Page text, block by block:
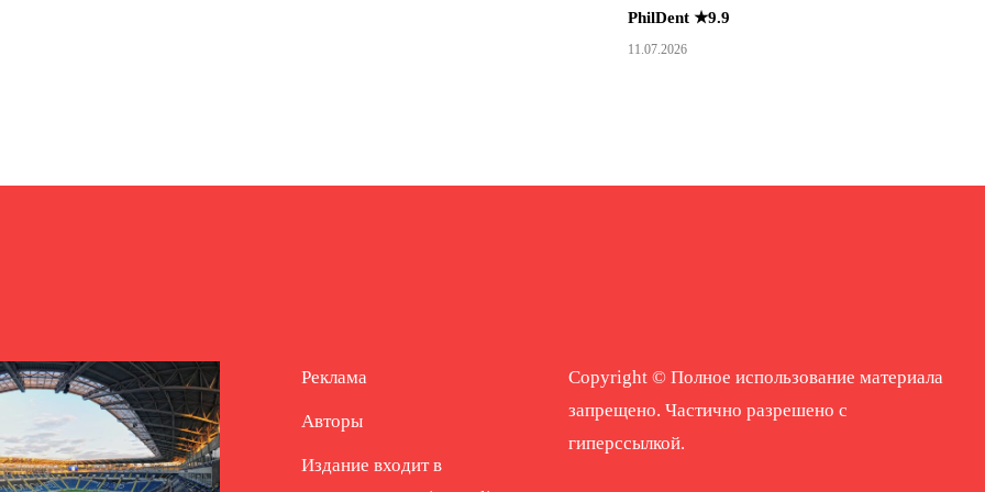
PhilDent ★9.9
11.07.2026
Реклама
Авторы
Издание входит в
Copyright © Полное использование материала
запрещено. Частично разрешено с
гиперссылкой.